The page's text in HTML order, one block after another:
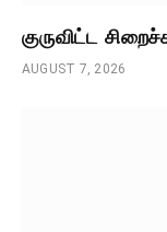
குருவிட்ட
AUGUST 7, 2026